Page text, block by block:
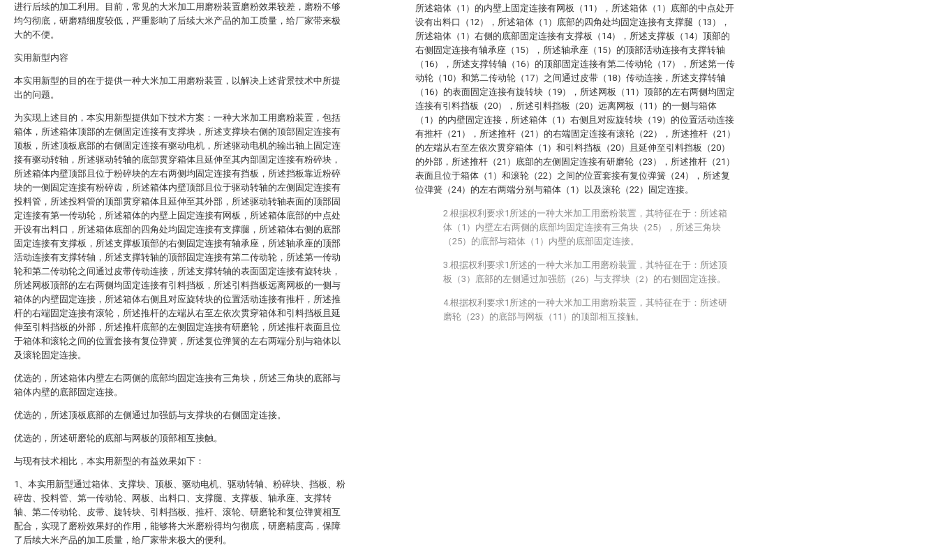
进行后续的加工利用。目前，常见的大米加工用磨粉装置磨粉效果较差，磨粉不够
均匀彻底，研磨精细度较低，严重影响了后续大米产品的加工质量，给厂家带来极
大的不便。
实用新型内容
本实用新型的目的在于提供一种大米加工用磨粉装置，以解决上述背景技术中所提
出的问题。
为实现上述目的，本实用新型提供如下技术方案：一种大米加工用磨粉装置，包括
箱体，所述箱体顶部的左侧固定连接有支撑块，所述支撑块右侧的顶部固定连接有
顶板，所述顶板底部的右侧固定连接有驱动电机，所述驱动电机的输出轴上固定连
接有驱动转轴，所述驱动转轴的底部贯穿箱体且延伸至其内部固定连接有粉碎块，
所述箱体内壁顶部且位于粉碎块的左右两侧均固定连接有挡板，所述挡板靠近粉碎
块的一侧固定连接有粉碎齿，所述箱体内壁顶部且位于驱动转轴的左侧固定连接有
投料管，所述投料管的顶部贯穿箱体且延伸至其外部，所述驱动转轴表面的顶部固
定连接有第一传动轮，所述箱体的内壁上固定连接有网板，所述箱体底部的中点处
开设有出料口，所述箱体底部的四角处均固定连接有支撑腿，所述箱体右侧的底部
固定连接有支撑板，所述支撑板顶部的右侧固定连接有轴承座，所述轴承座的顶部
活动连接有支撑转轴，所述支撑转轴的顶部固定连接有第二传动轮，所述第一传动
轮和第二传动轮之间通过皮带传动连接，所述支撑转轴的表面固定连接有旋转块，
所述网板顶部的左右两侧均固定连接有引料挡板，所述引料挡板远离网板的一侧与
箱体的内壁固定连接，所述箱体右侧且对应旋转块的位置活动连接有推杆，所述推
杆的右端固定连接有滚轮，所述推杆的左端从右至左依次贯穿箱体和引料挡板且延
伸至引料挡板的外部，所述推杆底部的左侧固定连接有研磨轮，所述推杆表面且位
于箱体和滚轮之间的位置套接有复位弹簧，所述复位弹簧的左右两端分别与箱体以
及滚轮固定连接。
优选的，所述箱体内壁左右两侧的底部均固定连接有三角块，所述三角块的底部与
箱体内壁的底部固定连接。
优选的，所述顶板底部的左侧通过加强筋与支撑块的右侧固定连接。
优选的，所述研磨轮的底部与网板的顶部相互接触。
与现有技术相比，本实用新型的有益效果如下：
1、本实用新型通过箱体、支撑块、顶板、驱动电机、驱动转轴、粉碎块、挡板、粉
碎齿、投料管、第一传动轮、网板、出料口、支撑腿、支撑板、轴承座、支撑转
轴、第二传动轮、皮带、旋转块、引料挡板、推杆、滚轮、研磨轮和复位弹簧相互
配合，实现了磨粉效果好的作用，能够将大米磨粉得均匀彻底，研磨精度高，保障
了后续大米产品的加工质量，给厂家带来极大的便利。
所述箱体（1）的内壁上固定连接有网板（11），所述箱体（1）底部的中点处开
设有出料口（12），所述箱体（1）底部的四角处均固定连接有支撑腿（13），
所述箱体（1）右侧的底部固定连接有支撑板（14），所述支撑板（14）顶部的
右侧固定连接有轴承座（15），所述轴承座（15）的顶部活动连接有支撑转轴
（16），所述支撑转轴（16）的顶部固定连接有第二传动轮（17），所述第一传
动轮（10）和第二传动轮（17）之间通过皮带（18）传动连接，所述支撑转轴
（16）的表面固定连接有旋转块（19），所述网板（11）顶部的左右两侧均固定
连接有引料挡板（20），所述引料挡板（20）远离网板（11）的一侧与箱体
（1）的内壁固定连接，所述箱体（1）右侧且对应旋转块（19）的位置活动连接
有推杆（21），所述推杆（21）的右端固定连接有滚轮（22），所述推杆（21）
的左端从右至左依次贯穿箱体（1）和引料挡板（20）且延伸至引料挡板（20）
的外部，所述推杆（21）底部的左侧固定连接有研磨轮（23），所述推杆（21）
表面且位于箱体（1）和滚轮（22）之间的位置套接有复位弹簧（24），所述复
位弹簧（24）的左右两端分别与箱体（1）以及滚轮（22）固定连接。
2.根据权利要求1所述的一种大米加工用磨粉装置，其特征在于：所述箱
体（1）内壁左右两侧的底部均固定连接有三角块（25），所述三角块
（25）的底部与箱体（1）内壁的底部固定连接。
3.根据权利要求1所述的一种大米加工用磨粉装置，其特征在于：所述顶
板（3）底部的左侧通过加强筋（26）与支撑块（2）的右侧固定连接。
4.根据权利要求1所述的一种大米加工用磨粉装置，其特征在于：所述研
磨轮（23）的底部与网板（11）的顶部相互接触。